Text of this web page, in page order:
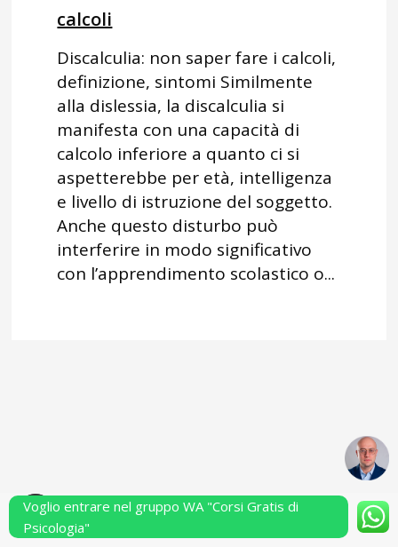
calcoli
Discalculia: non saper fare i calcoli,
definizione, sintomi Similmente
alla dislessia, la discalculia si
manifesta con una capacità di
calcolo inferiore a quanto ci si
aspetterebbe per età, intelligenza
e livello di istruzione del soggetto.
Anche questo disturbo può
interferire in modo significativo
con l’apprendimento scolastico o...
Powered by Performarsi S.a.s.
Voglio entrare nel gruppo WA "Corsi Gratis di
Psicologia"